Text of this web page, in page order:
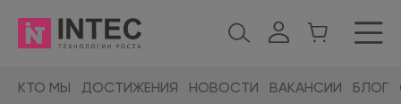
КТО МЫ ДОСТИЖЕНИЯ НОВОСТИ ВАКАНСИИ БЛОГ